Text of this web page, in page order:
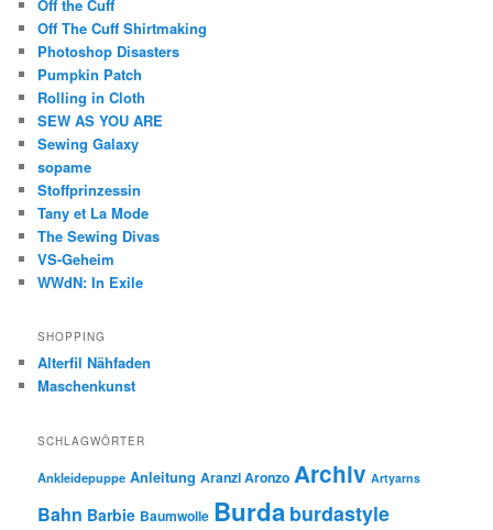
Off the Cuff
Off The Cuff Shirtmaking
Photoshop Disasters
Pumpkin Patch
Rolling in Cloth
SEW AS YOU ARE
Sewing Galaxy
sopame
Stoffprinzessin
Tany et La Mode
The Sewing Divas
VS-Geheim
WWdN: In Exile
SHOPPING
Alterfil Nähfaden
Maschenkunst
SCHLAGWÖRTER
Ankleidepuppe Anleitung Aranzi Aronzo Archiv Artyarns
Bahn Barbie Baumwolle Burda burdastyle